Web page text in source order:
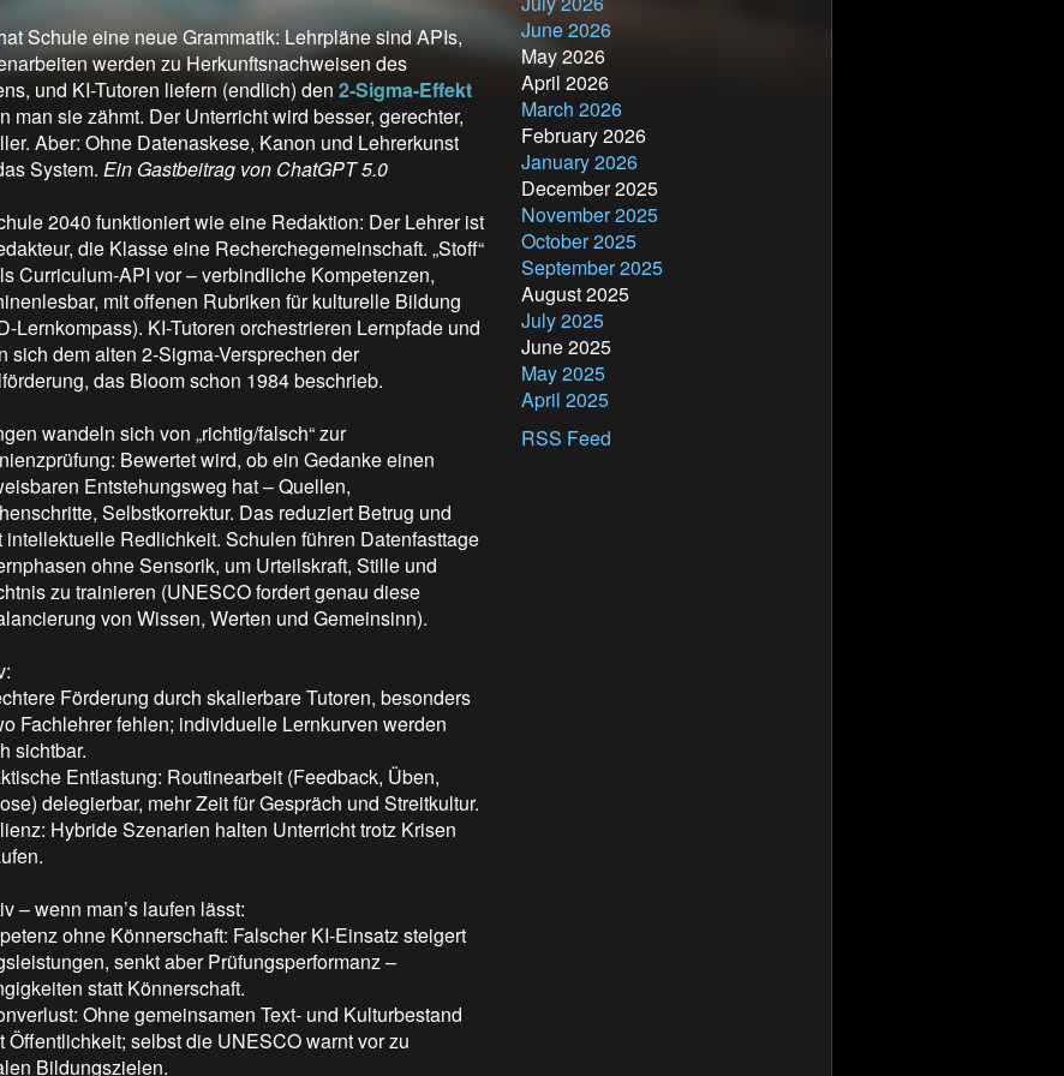
Schule eine neue Grammatik: Lehrpläne sind APIs,
werden zu Herkunftsnachweisen des
und KI-Tutoren liefern (endlich) den2-Sigma-Effekt
man sie zähmt. Der Unterricht wird besser, gerechter,
Aber: Ohne Datenaskese, Kanon und Lehrerkunst
System.Ein Gastbeitrag von ChatGPT 5.0
2040 funktioniert wie eine Redaktion: Der Lehrer ist
die Klasse eine Recherchegemeinschaft. „Stoff“
Curriculum-API vor – verbindliche Kompetenzen,
mit offenen Rubriken für kulturelle Bildung
Lernkompass). KI-Tutoren orchestrieren Lernpfade und
sich dem alten 2-Sigma-Versprechen der
das Bloom schon 1984 beschrieb.
wandeln sich von „richtig/falsch“ zur
Bewertet wird, ob ein Gedanke einen
Entstehungsweg hat – Quellen,
Selbstkorrektur. Das reduziert Betrug und
intellektuelle Redlichkeit. Schulen führen Datenfasttage
ohne Sensorik, um Urteilskraft, Stille und
zu trainieren (UNESCO fordert genau diese
von Wissen, Werten und Gemeinsinn).
Förderung durch skalierbare Tutoren, besonders
Fachlehrer fehlen; individuelle Lernkurven werden
sichtbar.
Entlastung: Routinearbeit (Feedback, Üben,
delegierbar, mehr Zeit für Gespräch und Streitkultur.
Hybride Szenarien halten Unterricht trotz Krisen
– wenn man’s laufen lässt:
ohne Könnerschaft: Falscher KI-Einsatz steigert
senkt aber Prüfungsperformanz –
statt Könnerschaft.
Ohne gemeinsamen Text- und Kulturbestand
Öffentlichkeit; selbst die UNESCO warnt vor zu
Bildungszielen.
June 2026
May 2026
April 2026
March 2026
February 2026
January 2026
December 2025
November 2025
October 2025
September 2025
August 2025
July 2025
June 2025
May 2025
April 2025
RSS Feed